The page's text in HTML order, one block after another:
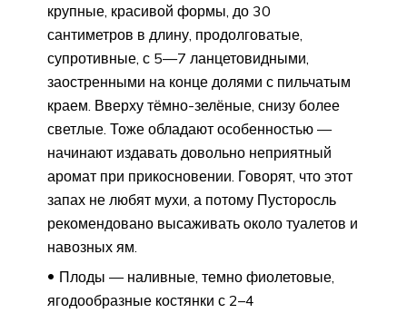
крупные, красивой формы, до 30
сантиметров в длину, продолговатые,
супротивные, с 5—7 ланцетовидными,
заостренными на конце долями с пильчатым
краем. Вверху тёмно-зелёные, снизу более
светлые. Тоже обладают особенностью —
начинают издавать довольно неприятный
аромат при прикосновении. Говорят, что этот
запах не любят мухи, а потому Пусторосль
рекомендовано высаживать около туалетов и
навозных ям.
Плоды — наливные, темно фиолетовые,
ягодообразные костянки с 2–4